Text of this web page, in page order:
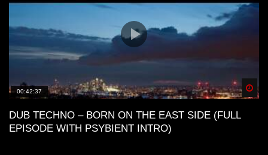
00:42:37
DUB TECHNO – BORN ON THE EAST SIDE (FULL
EPISODE WITH PSYBIENT INTRO)